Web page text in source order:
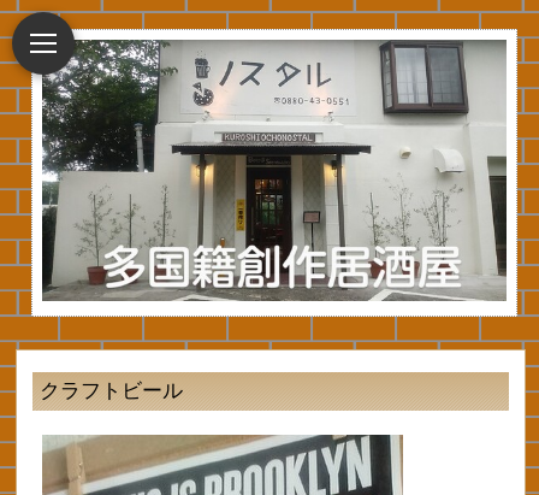
クラフトビール